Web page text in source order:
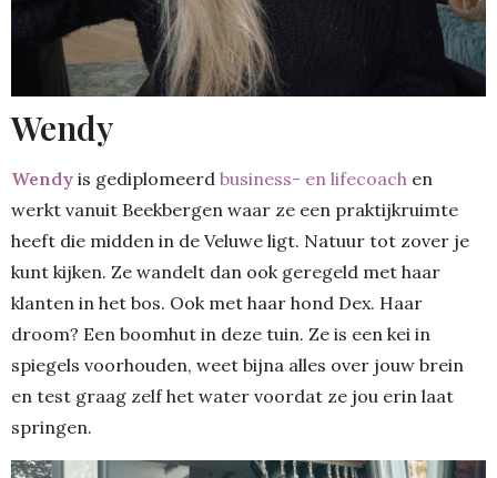
Wendy
Wendy is gediplomeerd business- en lifecoach en
werkt vanuit Beekbergen waar ze een praktijkruimte
heeft die midden in de Veluwe ligt. Natuur tot zover je
kunt kijken. Ze wandelt dan ook geregeld met haar
klanten in het bos. Ook met haar hond Dex. Haar
droom? Een boomhut in deze tuin. Ze is een kei in
spiegels voorhouden, weet bijna alles over jouw brein
en test graag zelf het water voordat ze jou erin laat
springen.